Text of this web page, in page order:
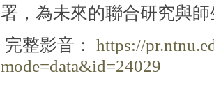
署，為未來的聯合研究與
完整影音：
https://
mode=data&id=24029